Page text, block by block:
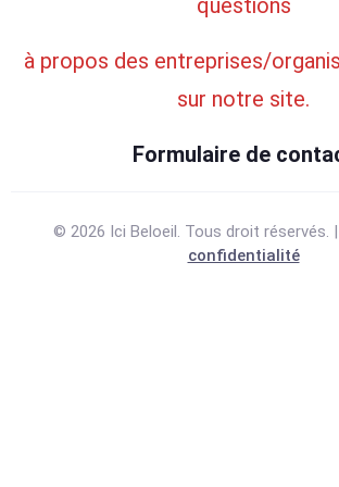
questions
à propos des entreprises/
sur notre site.
Formulaire de
© 2026 Ici Beloeil. Tous droit réservés. |
confidentialité